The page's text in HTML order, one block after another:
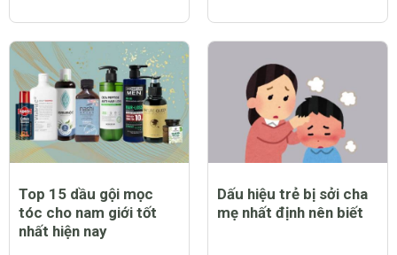
Top 15 dầu gội mọc
tóc cho nam giới tốt
nhất hiện nay
Dấu hiệu trẻ bị sởi cha
mẹ nhất định nên biết